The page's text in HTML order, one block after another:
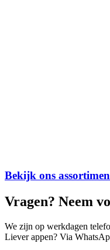
Bekijk ons
Vragen? Neem
We zijn op werkdagen
Liever appen? Via